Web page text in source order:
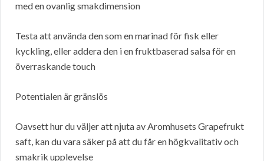
med en ovanlig smakdimension
Testa att använda den som en marinad för fisk eller
kyckling, eller addera den i en fruktbaserad salsa för en
överraskande touch
Potentialen är gränslös
Oavsett hur du väljer att njuta av Aromhusets Grapefrukt
saft, kan du vara säker på att du får en högkvalitativ och
smakrik upplevelse